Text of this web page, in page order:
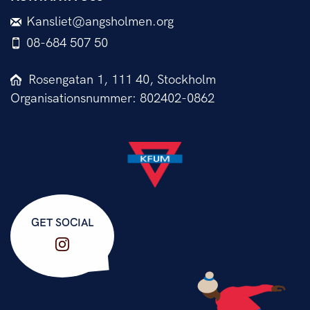
Kansliet@angsholmen.org
08-684 507 50
Rosengatan 1, 111 40, Stockholm
Organisationsnummer: 802402-0862
GET SOCIAL